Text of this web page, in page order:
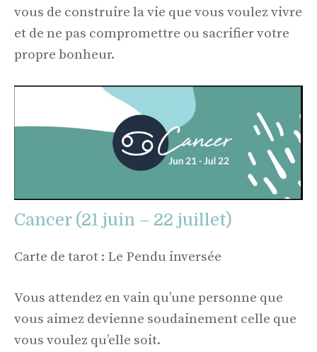
vous de construire la vie que vous voulez vivre
et de ne pas compromettre ou sacrifier votre
propre bonheur.
Cancer (21 juin – 22 juillet)
Carte de tarot : Le Pendu inversée
Vous attendez en vain qu’une personne que
vous aimez devienne soudainement celle que
vous voulez qu’elle soit.